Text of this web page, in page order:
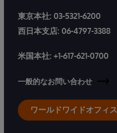
東京本社: 03-5321-6200
西日本支店: 06-4797-3388
米国本社: +1-617-621-0700
一般的なお問い合わせ
ワールドワイドオフィス